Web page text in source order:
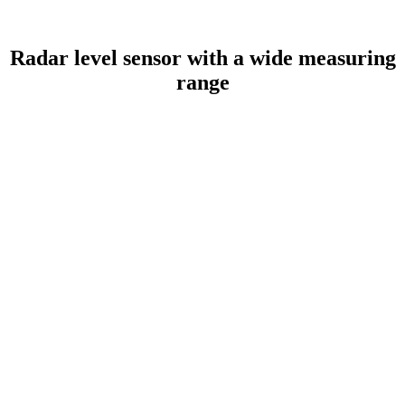
Radar level sensor with a wide measuring
range